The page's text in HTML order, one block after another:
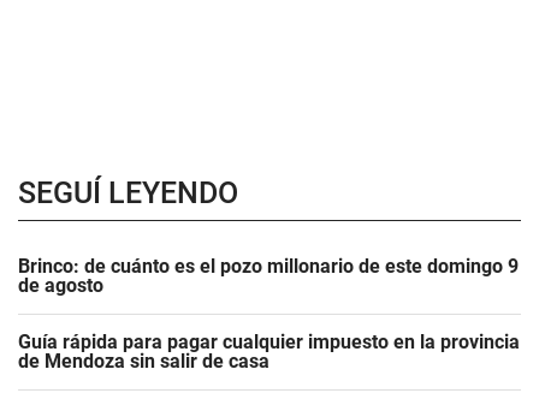
SEGUÍ LEYENDO
Brinco: de cuánto es el pozo millonario de este domingo 9
de agosto
Guía rápida para pagar cualquier impuesto en la provincia
de Mendoza sin salir de casa